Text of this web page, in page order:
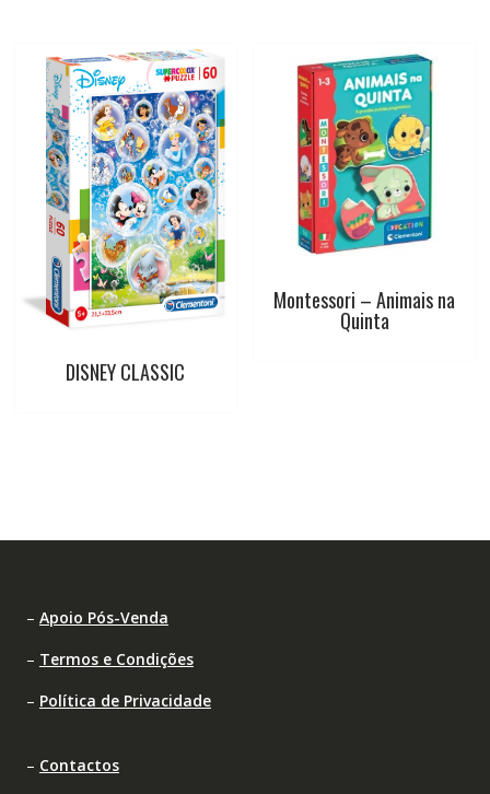
DISNEY CLASSIC
Montessori – Animais na
Quinta
– Apoio Pós-Venda
– Termos e Condições
– Política de Privacidade
– Contactos